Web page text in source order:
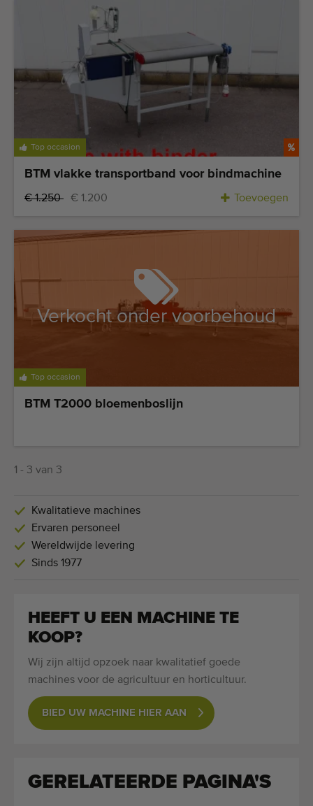
Veelgestelde vragen
Werken bij
Blog
Kwalitatieve machines
Wereldwijde levering
Top occasion
BTM vlakke transportband voor bindmachine
€ 1.250 € 1.200 Toevoegen
Top occasion
Verkocht onder voorbehoud
BTM T2000 bloemenboslijn
1 - 3 van 3
Kwalitatieve machines
Ervaren personeel
Wereldwijde levering
Sinds 1977
HEEFT U EEN MACHINE TE
KOOP?
Wij zijn altijd opzoek naar kwalitatief goede
machines voor de agricultuur en horticultuur.
BIED UW MACHINE HIER AAN
GERELATEERDE PAGINA'S